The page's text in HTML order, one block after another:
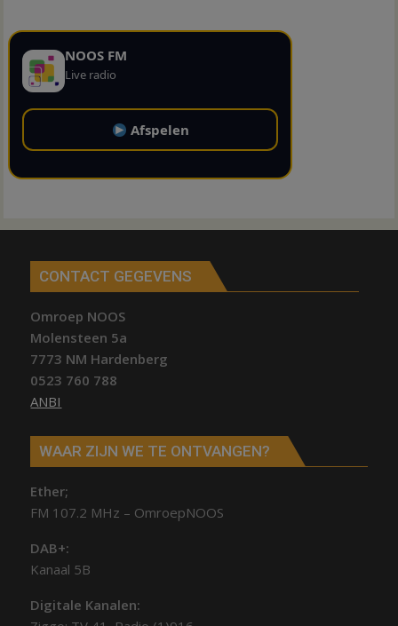
NOOS FM
Live radio
Afspelen
CONTACT GEGEVENS
Omroep NOOS
Molensteen 5a
7773 NM Hardenberg
0523 760 788
ANBI
WAAR ZIJN WE TE ONTVANGEN?
Ether;
FM 107.2 MHz – OmroepNOOS
DAB+:
Kanaal 5B
Digitale Kanalen: